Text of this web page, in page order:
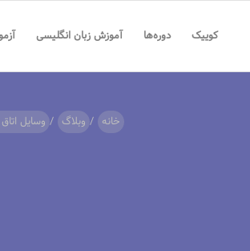
کوییک دوره‌ها آموزش زبان انگلیسی
خانه / وبلاگ / وسایل